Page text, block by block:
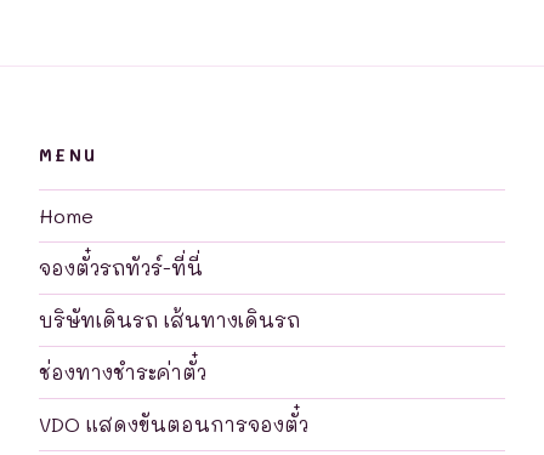
MENU
Home
จองตั๋วรถทัวร์-ที่นี่
บริษัทเดินรถ เส้นทางเดินรถ
ช่องทางชำระค่าตั๋ว
VDO แสดงขันตอนการจองตั๋ว